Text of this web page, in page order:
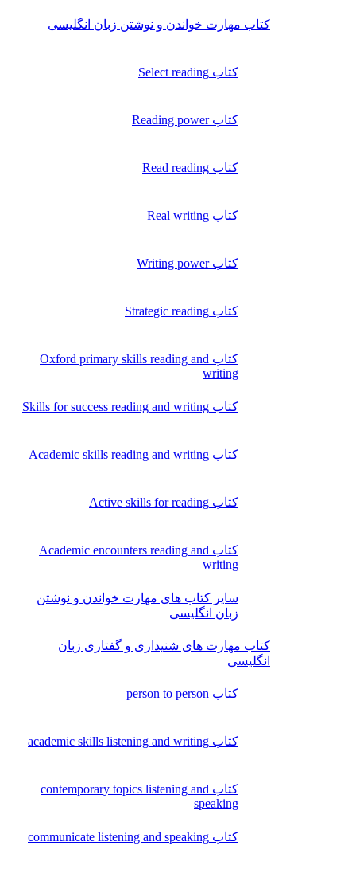
کتاب مهارت خواندن و نوشتن زبان انگلیسی
کتاب Select reading
کتاب Reading power
کتاب Read reading
کتاب Real writing
کتاب Writing power
کتاب Strategic reading
کتاب Oxford primary skills reading and
writing
کتاب Skills for success reading and writing
کتاب Academic skills reading and writing
کتاب Active skills for reading
کتاب Academic encounters reading and
writing
سایر کتاب های مهارت خواندن و نوشتن
زبان انگلیسی
کتاب مهارت های شنیداری و گفتاری زبان
انگلیسی
کتاب person to person
کتاب academic skills listening and writing
کتاب contemporary topics listening and
speaking
کتاب communicate listening and speaking